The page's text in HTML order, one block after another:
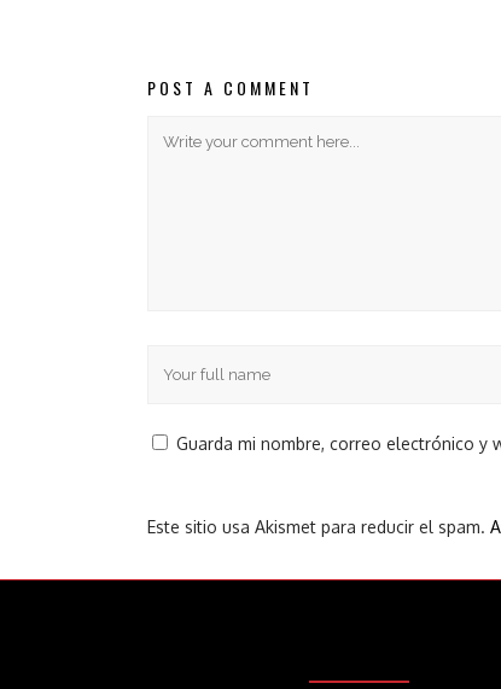
POST A COMMENT
Guarda mi nombre, correo electrónico y
Este sitio usa Akismet para reducir el spam.